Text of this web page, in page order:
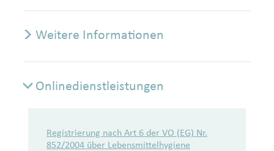
Weitere Informationen
Onlinedienstleistungen
Onlinedienstleistungen
Registrierung nach Art 6 der VO (EG) Nr.
852/2004 über Lebensmittelhygiene